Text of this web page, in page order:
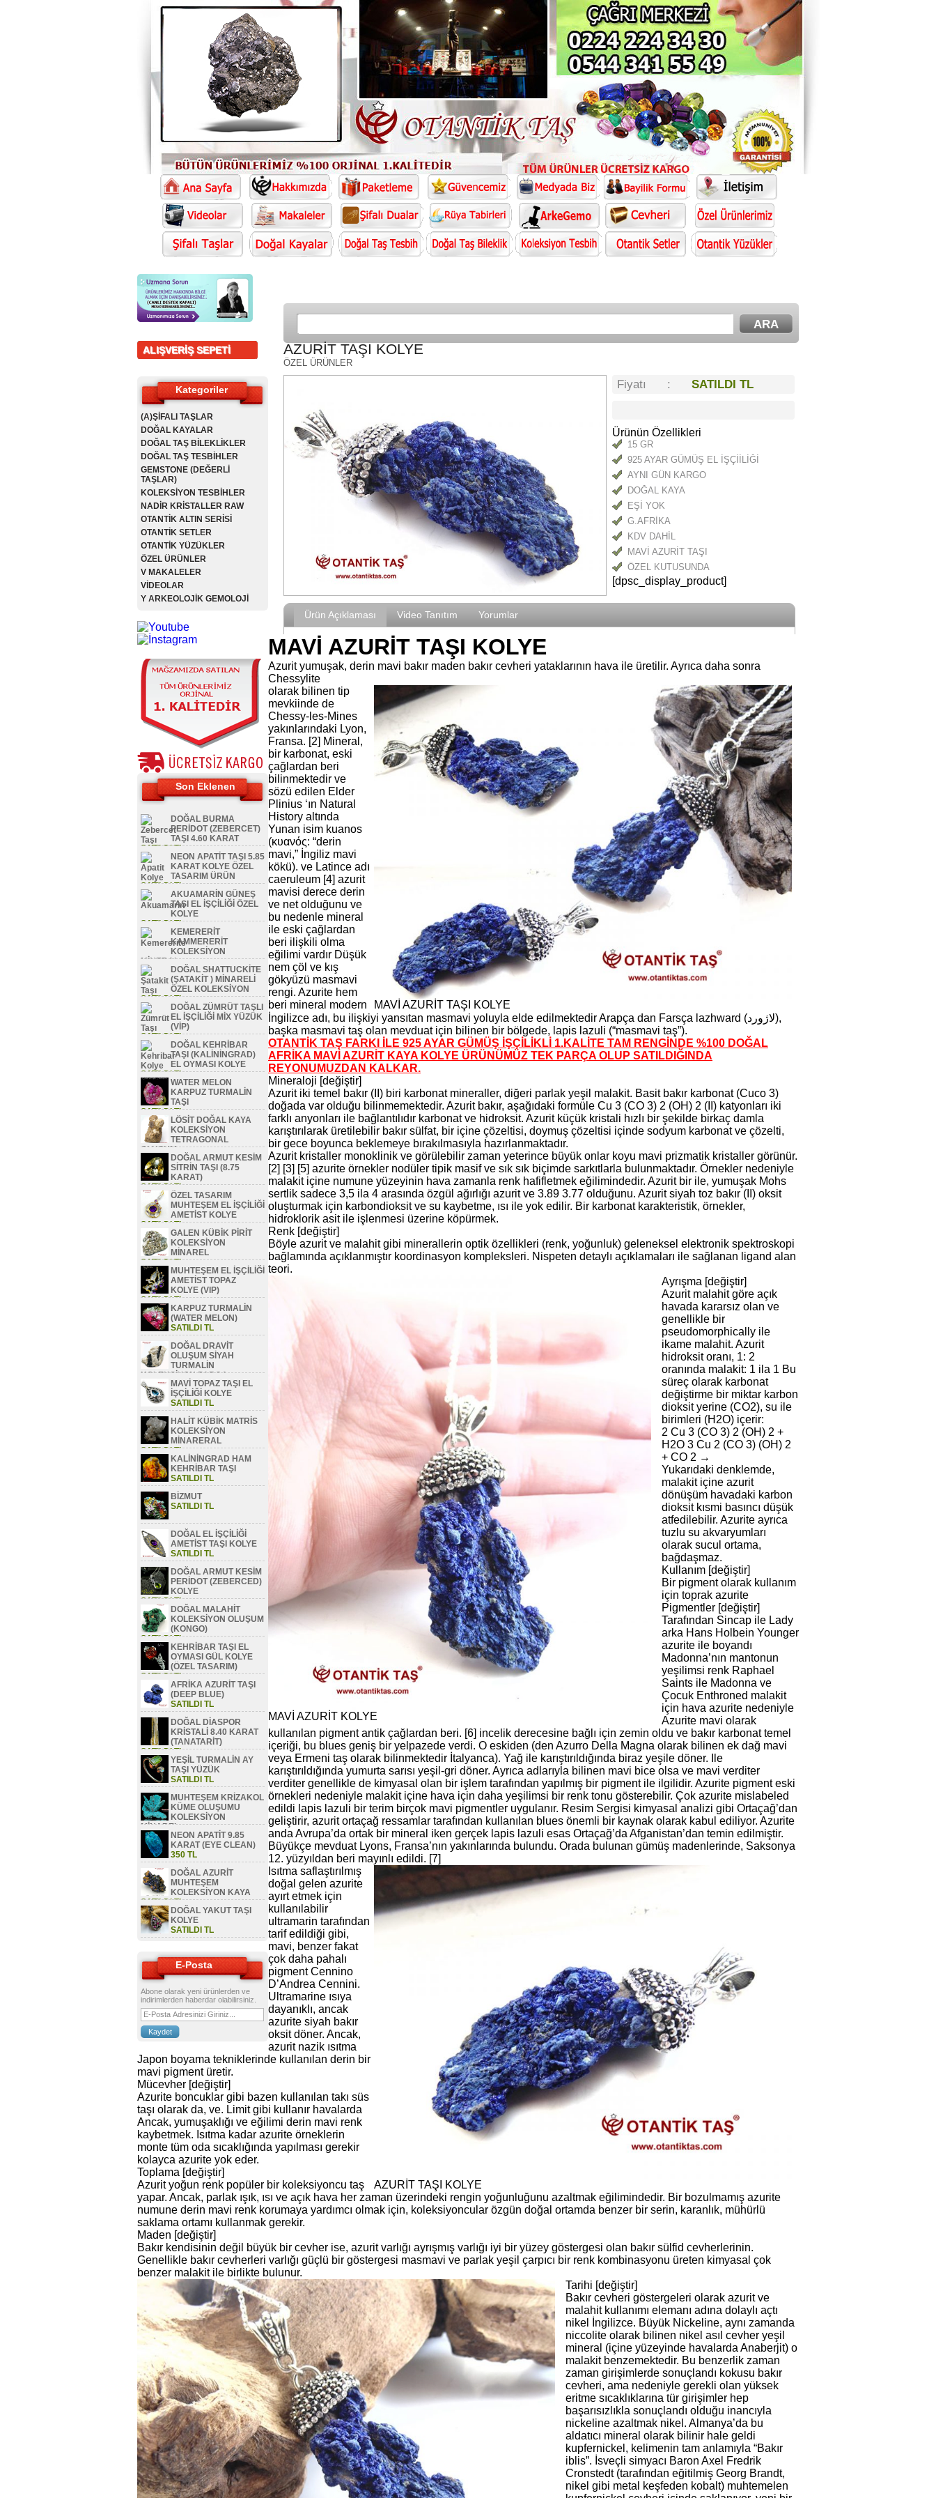
ALIŞVERİŞ SEPETİ
Kategoriler
(A)ŞİFALI TAŞLAR
DOĞAL KAYALAR
DOĞAL TAŞ BİLEKLİKLER
DOĞAL TAŞ TESBİHLER
GEMSTONE (DEĞERLİ
TAŞLAR)
KOLEKSİYON TESBİHLER
NADİR KRİSTALLER RAW
OTANTİK ALTIN SERİSİ
OTANTİK SETLER
OTANTİK YÜZÜKLER
ÖZEL ÜRÜNLER
V MAKALELER
VİDEOLAR
Y ARKEOLOJİK GEMOLOJİ
Son Eklenen
DOĞAL BURMA
PERİDOT (ZEBERCET)
TAŞI 4.60 KARAT
SATILDI TL
NEON APATİT TAŞI 5.85
KARAT KOLYE ÖZEL
TASARIM ÜRÜN
SATILDI TL
AKUAMARİN GÜNEŞ
TAŞI EL İŞÇİLİĞİ ÖZEL
KOLYE
SATILDI TL
KEMERERİT
KAMMERERİT
KOLEKSİYON
MİNERAL
SATILDI TLDOĞAL SHATTUCKİTE
(ŞATAKİT ) MİNARELİ
ÖZEL KOLEKSİYON
SATILDI TL
DOĞAL ZÜMRÜT TAŞLI
EL İŞÇİLİĞİ MİX YÜZÜK
(VİP)
SATILDI TL
DOĞAL KEHRİBAR
TAŞI (KALİNİNGRAD)
EL OYMASI KOLYE
SATILDI TL
WATER MELON
KARPUZ TURMALİN
TAŞI
SATILDI TL
LÖSİT DOĞAL KAYA
KOLEKSİYON
TETRAGONAL
OLUŞUM
SATILDI TLDOĞAL ARMUT KESİM
SİTRİN TAŞI (8.75
KARAT)
SATILDI TL
ÖZEL TASARIM
MUHTEŞEM EL İŞÇİLİĞİ
AMETİST KOLYE
SATILDI TL
GALEN KÜBİK PİRİT
KOLEKSİYON
MİNAREL
SATILDI TL
MUHTEŞEM EL İŞÇİLİĞİ
AMETİST TOPAZ
KOLYE (VIP)
SATILDI TL
KARPUZ TURMALİN
(WATER MELON)
SATILDI TL
DOĞAL DRAVİT
OLUŞUM SİYAH
TURMALİN
KOLEKSİYON PARÇA
SATILDI TLMAVİ TOPAZ TAŞI EL
İŞÇİLİĞİ KOLYE
SATILDI TL
HALİT KÜBİK MATRİS
KOLEKSİYON
MİNARERAL
SATILDI TL
KALİNİNGRAD HAM
KEHRİBAR TAŞI
SATILDI TL
BİZMUT
SATILDI TL
DOĞAL EL İŞÇİLİĞİ
AMETİST TAŞI KOLYE
SATILDI TL
DOĞAL ARMUT KESİM
PERİDOT (ZEBERCED)
KOLYE
SATILDI TL
DOĞAL MALAHİT
KOLEKSİYON OLUŞUM
(KONGO)
SATILDI TL
KEHRİBAR TAŞI EL
OYMASI GÜL KOLYE
(ÖZEL TASARIM)
SATILDI TL
AFRİKA AZURİT TAŞI
(DEEP BLUE)
SATILDI TL
DOĞAL DİASPOR
KRİSTALİ 8.40 KARAT
(TANATARİT)
SATILDI TL
YEŞİL TURMALİN AY
TAŞI YÜZÜK
SATILDI TL
MUHTEŞEM KRİZAKOL
KÜME OLUŞUMU
KOLEKSİYON
MİNAREL
SATILDI TLNEON APATİT 9.85
KARAT (EYE CLEAN)
350 TL
DOĞAL AZURİT
MUHTEŞEM
KOLEKSİYON KAYA
SATILDI TL
DOĞAL YAKUT TAŞI
KOLYE
SATILDI TL
E-Posta
Abone olarak yeni ürünlerden ve
indirimlerden haberdar olabilirsiniz.
AZURİT TAŞI KOLYE
ÖZEL ÜRÜNLER
Fiyatı : SATILDI TL
Ürünün Özellikleri
15 GR
925 AYAR GÜMÜŞ EL İŞÇİİLİĞİ
AYNI GÜN KARGO
DOĞAL KAYA
EŞİ YOK
G.AFRİKA
KDV DAHİL
MAVİ AZURİT TAŞI
ÖZEL KUTUSUNDA
[dpsc_display_product]
Ürün Açıklaması Video Tanıtım Yorumlar
MAVİ AZURİT TAŞI KOLYE
Azurit yumuşak, derin mavi bakır maden bakır cevheri yataklarının hava ile üretilir. Ayrıca daha sonra
Chessylite
MAVİ AZURİT TAŞI KOLYE
olarak bilinen tip
mevkiinde de
Chessy-les-Mines
yakınlarındaki Lyon,
Fransa. [2] Mineral,
bir karbonat, eski
çağlardan beri
bilinmektedir ve
sözü edilen Elder
Plinius ‘ın Natural
History altında
Yunan isim kuanos
(κυανός: “derin
mavi,” İngiliz mavi
kökü). ve Latince adı
caeruleum [4] azurit
mavisi derece derin
ve net olduğunu ve
bu nedenle mineral
ile eski çağlardan
beri ilişkili olma
eğilimi vardır Düşük
nem çöl ve kış
gökyüzü masmavi
rengi. Azurite hem
beri mineral modern
İngilizce adı, bu ilişkiyi yansıtan masmavi yoluyla elde edilmektedir Arapça dan Farsça lazhward (لاژورد),
başka masmavi taş olan mevduat için bilinen bir bölgede, lapis lazuli (“masmavi taş”).
OTANTİK TAŞ FARKI İLE 925 AYAR GÜMÜŞ İŞÇİLİKLİ 1.KALİTE TAM RENGİNDE %100 DOĞAL
AFRİKA MAVİ AZURİT KAYA KOLYE ÜRÜNÜMÜZ TEK PARÇA OLUP SATILDIĞINDA
REYONUMUZDAN KALKAR.
Mineraloji [değiştir]
Azurit iki temel bakır (II) biri karbonat mineraller, diğeri parlak yeşil malakit. Basit bakır karbonat (Cuco 3)
doğada var olduğu bilinmemektedir. Azurit bakır, aşağıdaki formüle Cu 3 (CO 3) 2 (OH) 2 (II) katyonları iki
farklı anyonları ile bağlantılıdır karbonat ve hidroksit. Azurit küçük kristali hızlı bir şekilde birkaç damla
karıştırılarak üretilebilir bakır sülfat, bir içine çözeltisi, doymuş çözeltisi içinde sodyum karbonat ve çözelti,
bir gece boyunca beklemeye bırakılmasıyla hazırlanmaktadır.
Azurit kristaller monoklinik ve görülebilir zaman yeterince büyük onlar koyu mavi prizmatik kristaller görünür.
[2] [3] [5] azurite örnekler nodüler tipik masif ve sık sık biçimde sarkıtlarla bulunmaktadır. Örnekler nedeniyle
malakit içine numune yüzeyinin hava zamanla renk hafifletmek eğilimindedir. Azurit bir ile, yumuşak Mohs
sertlik sadece 3,5 ila 4 arasında özgül ağırlığı azurit ve 3.89 3.77 olduğunu. Azurit siyah toz bakır (II) oksit
oluşturmak için karbondioksit ve su kaybetme, ısı ile yok edilir. Bir karbonat karakteristik, örnekler,
hidroklorik asit ile işlenmesi üzerine köpürmek.
Renk [değiştir]
Böyle azurit ve malahit gibi minerallerin optik özellikleri (renk, yoğunluk) geleneksel elektronik spektroskopi
bağlamında açıklanmıştır koordinasyon kompleksleri. Nispeten detaylı açıklamaları ile sağlanan ligand alan
teori.
MAVİ AZURİT KOLYE
Ayrışma [değiştir]
Azurit malahit göre açık
havada kararsız olan ve
genellikle bir
pseudomorphically ile
ikame malahit. Azurit
hidroksit oranı, 1: 2
oranında malakit: 1 ila 1 Bu
süreç olarak karbonat
değiştirme bir miktar karbon
dioksit yerine (CO2), su ile
birimleri (H2O) içerir:
2 Cu 3 (CO 3) 2 (OH) 2 +
H2O 3 Cu 2 (CO 3) (OH) 2
+ CO 2 →
Yukarıdaki denklemde,
malakit içine azurit
dönüşüm havadaki karbon
dioksit kısmi basıncı düşük
atfedilebilir. Azurite ayrıca
tuzlu su akvaryumları
olarak sucul ortama,
bağdaşmaz.
Kullanım [değiştir]
Bir pigment olarak kullanım
için toprak azurite
Pigmentler [değiştir]
Tarafından Sincap ile Lady
arka Hans Holbein Younger
azurite ile boyandı
Madonna’nın mantonun
yeşilimsi renk Raphael
Saints ile Madonna ve
Çocuk Enthroned malakit
için hava azurite nedeniyle
Azurite mavi olarak
kullanılan pigment antik çağlardan beri. [6] incelik derecesine bağlı için zemin oldu ve bakır karbonat temel
içeriği, bu blues geniş bir yelpazede verdi. O eskiden (den Azurro Della Magna olarak bilinen ek dağ mavi
veya Ermeni taş olarak bilinmektedir İtalyanca). Yağ ile karıştırıldığında biraz yeşile döner. Ile
karıştırıldığında yumurta sarısı yeşil-gri döner. Ayrıca adlarıyla bilinen mavi bice olsa ve mavi verditer
verditer genellikle de kimyasal olan bir işlem tarafından yapılmış bir pigment ile ilgilidir. Azurite pigment eski
örnekleri nedeniyle malakit içine hava için daha yeşilimsi bir renk tonu gösterebilir. Çok azurite mislabeled
edildi lapis lazuli bir terim birçok mavi pigmentler uygulanır. Resim Sergisi kimyasal analizi gibi Ortaçağ’dan
geliştirir, azurit ortaçağ ressamlar tarafından kullanılan blues önemli bir kaynak olarak kabul ediliyor. Azurite
anda Avrupa’da ortak bir mineral iken gerçek lapis lazuli esas Ortaçağ’da Afganistan’dan temin edilmiştir.
Büyükçe mevduat Lyons, Fransa’nın yakınlarında bulundu. Orada bulunan gümüş madenlerinde, Saksonya
12. yüzyıldan beri mayınlı edildi. [7]
AZURİT TAŞI KOLYE
Isıtma saflaştırılmış
doğal gelen azurite
ayırt etmek için
kullanılabilir
ultramarin tarafından
tarif edildiği gibi,
mavi, benzer fakat
çok daha pahalı
pigment Cennino
D’Andrea Cennini.
Ultramarine ısıya
dayanıklı, ancak
azurite siyah bakır
oksit döner. Ancak,
azurit nazik ısıtma
Japon boyama tekniklerinde kullanılan derin bir
mavi pigment üretir.
Mücevher [değiştir]
Azurite boncuklar gibi bazen kullanılan takı süs
taşı olarak da, ve. Limit gibi kullanır havalarda
Ancak, yumuşaklığı ve eğilimi derin mavi renk
kaybetmek. Isıtma kadar azurite örneklerin
monte tüm oda sıcaklığında yapılması gerekir
kolayca azurite yok eder.
Toplama [değiştir]
Azurit yoğun renk popüler bir koleksiyoncu taş
yapar. Ancak, parlak ışık, ısı ve açık hava her zaman üzerindeki rengin yoğunluğunu azaltmak eğilimindedir. Bir bozulmamış azurite
numune derin mavi renk korumaya yardımcı olmak için, koleksiyoncular özgün doğal ortamda benzer bir serin, karanlık, mühürlü
saklama ortamı kullanmak gerekir.
Maden [değiştir]
Bakır kendisinin değil büyük bir cevher ise, azurit varlığı ayrışmış varlığı iyi bir yüzey göstergesi olan bakır sülfid cevherlerinin.
Genellikle bakır cevherleri varlığı güçlü bir göstergesi masmavi ve parlak yeşil çarpıcı bir renk kombinasyonu üreten kimyasal çok
benzer malakit ile birlikte bulunur.
Tarihi [değiştir]
Bakır cevheri göstergeleri olarak azurit ve
malahit kullanımı elemanı adına dolaylı açtı
nikel İngilizce. Büyük Nickeline, aynı zamanda
niccolite olarak bilinen nikel asıl cevher yeşil
mineral (içine yüzeyinde havalarda Anaberjit) o
malakit benzemektedir. Bu benzerlik zaman
zaman girişimlerde sonuçlandı kokusu bakır
cevheri, ama nedeniyle gerekli olan yüksek
eritme sıcaklıklarına tür girişimler hep
başarısızlıkla sonuçlandı olduğu inancıyla
nickeline azaltmak nikel. Almanya’da bu
aldatıcı mineral olarak bilinir hale geldi
kupfernickel, kelimenin tam anlamıyla “Bakır
iblis”. İsveçli simyacı Baron Axel Fredrik
Cronstedt (tarafından eğitilmiş Georg Brandt,
nikel gibi metal keşfeden kobalt) muhtemelen